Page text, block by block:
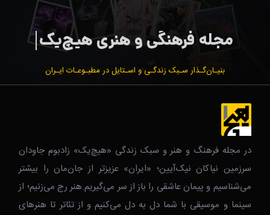
بنیـان‌گـذار سـبک زندگـی و اسـتایل در مطبـوعـات ایـران
در مجله فرهنگ و هنر و سبک زندگی‌ «هیچ‌یک» زادبوم جاودان
سرزمین نیاکان نیک‌‌‌آیین؛ «ایران» عزیزتر از جان‌مان را بیشتر
می‌شناسیم و پیمان عاشقی را باز از سر می‌گیریم.هنر رج می‌زنیم؛ از
سینما و موسیقی با شما دل به دل می‌کنیم و از تئاتر تا هنرهای